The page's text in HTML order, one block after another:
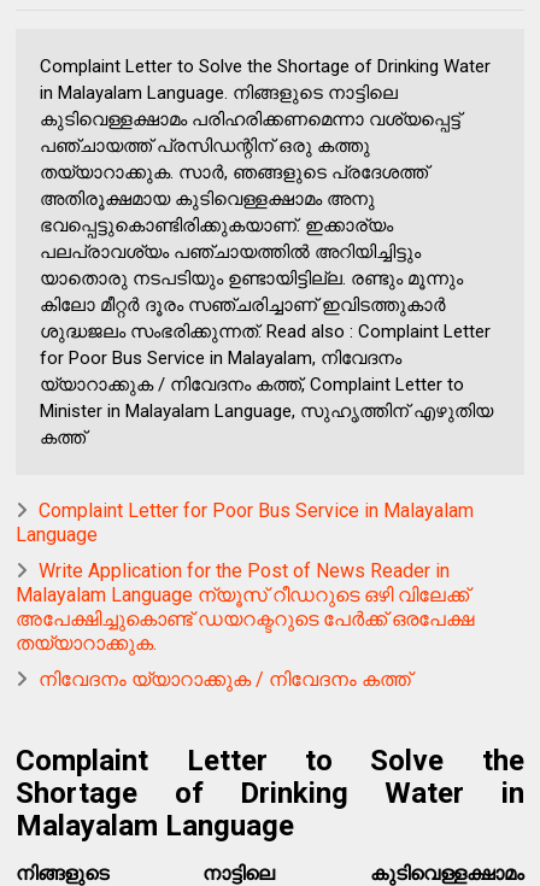
Complaint Letter to Solve the Shortage of Drinking Water
in Malayalam Language. നിങ്ങളുടെ നാട്ടിലെ
കുടിവെള്ളക്ഷാമം പരിഹരിക്കണമെന്നാ വശ്യപ്പെട്ട്
പഞ്ചായത്ത് പ്രസിഡന്റിന് ഒരു കത്തു
തയ്യാറാക്കുക. സാർ, ഞങ്ങളുടെ പ്രദേശത്ത്
അതിരൂക്ഷമായ കുടിവെള്ളക്ഷാമം അനു
ഭവപ്പെട്ടുകൊണ്ടിരിക്കുകയാണ്. ഇക്കാര്യം
പലപ്രാവശ്യം പഞ്ചായത്തിൽ അറിയിച്ചിട്ടും
യാതൊരു നടപടിയും ഉണ്ടായിട്ടില്ല. രണ്ടും മൂന്നും
കിലോ മീറ്റർ ദൂരം സഞ്ചരിച്ചാണ് ഇവിടത്തുകാർ
ശുദ്ധജലം സംഭരിക്കുന്നത്. Read also : Complaint Letter
for Poor Bus Service in Malayalam, നിവേദനം
യ്യാറാക്കുക / നിവേദനം കത്ത്, Complaint Letter to
Minister in Malayalam Language, സുഹൃത്തിന് എഴുതിയ
കത്ത്
Complaint Letter for Poor Bus Service in Malayalam
Language
Write Application for the Post of News Reader in
Malayalam Language ന്യൂസ് റീഡറുടെ ഒഴി വിലേക്ക്
അപേക്ഷിച്ചുകൊണ്ട് ഡയറക്ടറുടെ പേർക്ക് ഒരപേക്ഷ
തയ്യാറാക്കുക.
നിവേദനം യ്യാറാക്കുക / നിവേദനം കത്ത്
Complaint Letter to Solve the
Shortage of Drinking Water in
Malayalam Language
നിങ്ങളുടെ നാട്ടിലെ കുടിവെള്ളക്ഷാമം